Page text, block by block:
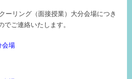
ーリング（面接授業）大分会場につき
でご連絡いたします。
会場